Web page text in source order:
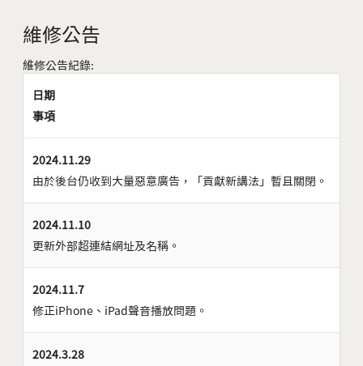
維修公告
維修公告紀錄:
日期
事項
2024.11.29
由於後台仍收到大量惡意廣告，「貢獻新講法」暫且關閉。
2024.11.10
更新外部超連結網址及名稱。
2024.11.7
修正iPhone、iPad聲音播放問題。
2024.3.28